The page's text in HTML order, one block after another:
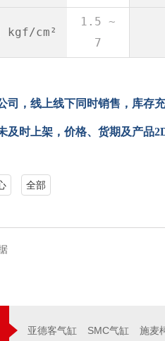
kgf/cm²
1.5 ~
7
司，线上线下同时销售，库存
及时上架，价格、货期及产品
全部
亚德客气缸 SMC气缸 施麦